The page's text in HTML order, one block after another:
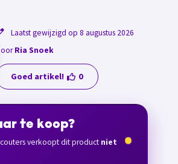
Laatst gewijzigd op 8 augustus 2026
Ria Snoek
Goed artikel! 0
te koop?
verkoopt dit product niet